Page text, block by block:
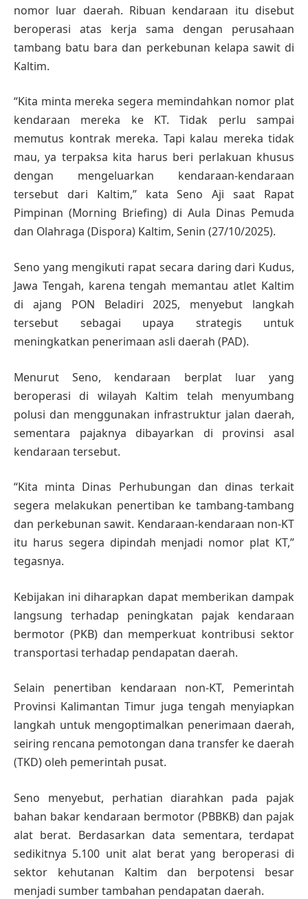
nomor luar daerah. Ribuan kendaraan itu disebut
beroperasi atas kerja sama dengan perusahaan
tambang batu bara dan perkebunan kelapa sawit di
Kaltim.
“Kita minta mereka segera memindahkan nomor plat
kendaraan mereka ke KT. Tidak perlu sampai
memutus kontrak mereka. Tapi kalau mereka tidak
mau, ya terpaksa kita harus beri perlakuan khusus
dengan mengeluarkan kendaraan-kendaraan
tersebut dari Kaltim,” kata Seno Aji saat Rapat
Pimpinan (Morning Briefing) di Aula Dinas Pemuda
dan Olahraga (Dispora) Kaltim, Senin (27/10/2025).
Seno yang mengikuti rapat secara daring dari Kudus,
Jawa Tengah, karena tengah memantau atlet Kaltim
di ajang PON Beladiri 2025, menyebut langkah
tersebut sebagai upaya strategis untuk
meningkatkan penerimaan asli daerah (PAD).
Menurut Seno, kendaraan berplat luar yang
beroperasi di wilayah Kaltim telah menyumbang
polusi dan menggunakan infrastruktur jalan daerah,
sementara pajaknya dibayarkan di provinsi asal
kendaraan tersebut.
“Kita minta Dinas Perhubungan dan dinas terkait
segera melakukan penertiban ke tambang-tambang
dan perkebunan sawit. Kendaraan-kendaraan non-KT
itu harus segera dipindah menjadi nomor plat KT,”
tegasnya.
Kebijakan ini diharapkan dapat memberikan dampak
langsung terhadap peningkatan pajak kendaraan
bermotor (PKB) dan memperkuat kontribusi sektor
transportasi terhadap pendapatan daerah.
Selain penertiban kendaraan non-KT, Pemerintah
Provinsi Kalimantan Timur juga tengah menyiapkan
langkah untuk mengoptimalkan penerimaan daerah,
seiring rencana pemotongan dana transfer ke daerah
(TKD) oleh pemerintah pusat.
Seno menyebut, perhatian diarahkan pada pajak
bahan bakar kendaraan bermotor (PBBKB) dan pajak
alat berat. Berdasarkan data sementara, terdapat
sedikitnya 5.100 unit alat berat yang beroperasi di
sektor kehutanan Kaltim dan berpotensi besar
menjadi sumber tambahan pendapatan daerah.